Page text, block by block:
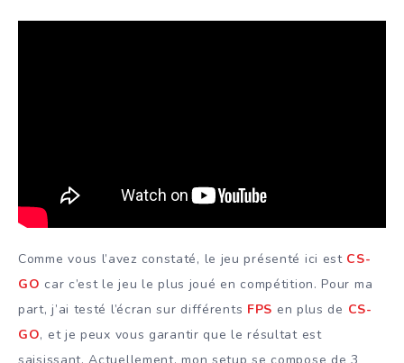
Comme vous l’avez constaté, le jeu présenté ici est CS-
GO car c’est le jeu le plus joué en compétition. Pour ma
part, j’ai testé l’écran sur différents FPS en plus de CS-
GO, et je peux vous garantir que le résultat est
saisissant. Actuellement, mon setup se compose de 3